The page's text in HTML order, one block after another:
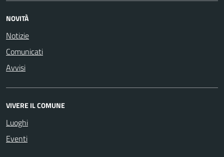
NOVITÀ
Notizie
Comunicati
Avvisi
VIVERE IL COMUNE
Luoghi
Eventi